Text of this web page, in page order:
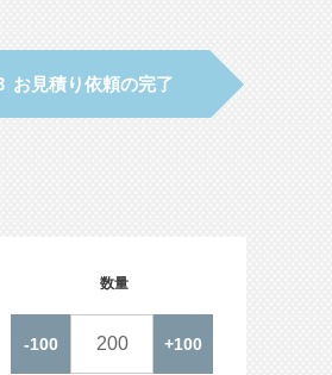
お見積り依頼の完了
数量